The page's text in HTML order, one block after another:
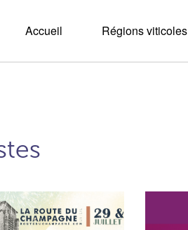
Accueil Régions viticoles